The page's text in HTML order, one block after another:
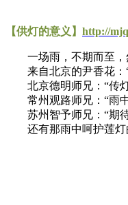
【供灯的意义】 http://
一场雨，不期而至，然
来自北京的尹香花：“
北京德明师兄：“传灯
常州观路师兄：“雨中
苏州智予师兄：“期待
还有那雨中呵护莲灯